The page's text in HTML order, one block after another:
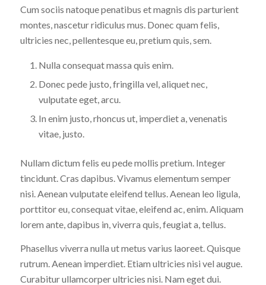
Cum sociis natoque penatibus et magnis dis parturient
montes, nascetur ridiculus mus. Donec quam felis,
ultricies nec, pellentesque eu, pretium quis, sem.
Nulla consequat massa quis enim.
Donec pede justo, fringilla vel, aliquet nec,
vulputate eget, arcu.
In enim justo, rhoncus ut, imperdiet a, venenatis
vitae, justo.
Nullam dictum felis eu pede mollis pretium. Integer
tincidunt. Cras dapibus. Vivamus elementum semper
nisi. Aenean vulputate eleifend tellus. Aenean leo ligula,
porttitor eu, consequat vitae, eleifend ac, enim. Aliquam
lorem ante, dapibus in, viverra quis, feugiat a, tellus.
Phasellus viverra nulla ut metus varius laoreet. Quisque
rutrum. Aenean imperdiet. Etiam ultricies nisi vel augue.
Curabitur ullamcorper ultricies nisi. Nam eget dui.